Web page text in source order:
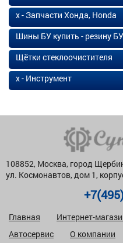
х - Запчасти Хонда, Honda
Шины БУ купить - резину БУ
Щётки стеклоочистителя
х - Инструмент
108852, Москва, город
ул. Космонавтов, дом 1,
Главная Интернет-
Автосервис
О компании